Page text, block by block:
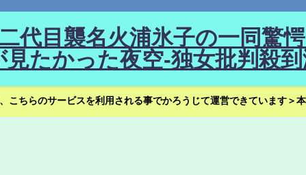
代目襲名火浦氷子の一同驚
たかった夜空-独女批判殺
こちらのサービスを利用される事でかろうじて運営できています＞